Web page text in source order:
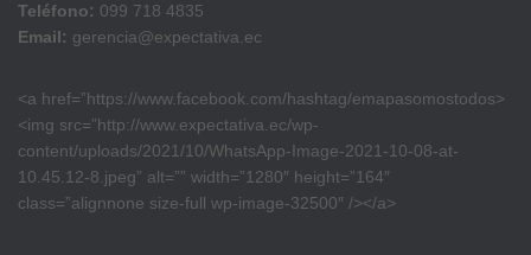
Teléfono: 099 718 4835
Email: gerencia@expectativa.ec
<a href=”https://www.facebook.com/hashtag/emapasomostodos>
<img src=”http://www.expectativa.ec/wp-
content/uploads/2021/10/WhatsApp-Image-2021-10-08-at-
10.45.12-8.jpeg” alt=”” width=”1280″ height=”164″
class=”alignnone size-full wp-image-32500″ /></a>